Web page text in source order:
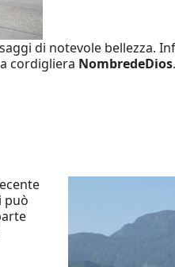
di notevole bellezza.
cordigliera NombredeDios.
può